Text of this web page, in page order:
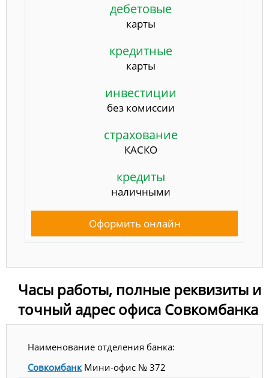
дебетовые
карты
кредитные
карты
инвестиции
без комиссии
страхование
КАСКО
кредиты
наличными
Оформить онлайн
Часы работы, полные реквизиты и
точный адрес офиса Совкомбанка
Наименование отделения банка:
СовкомбанкМини-офис № 372